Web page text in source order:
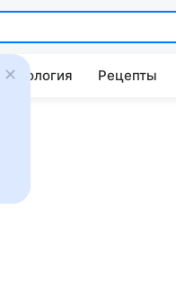
Психология Рецепты